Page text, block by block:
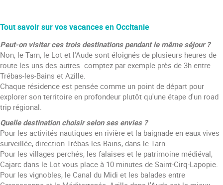
Tout savoir sur vos vacances en Occitanie
Peut-on visiter ces trois destinations pendant le même séjour ?
Non, le Tarn, le Lot et l'Aude sont éloignés de plusieurs heures de
route les uns des autres comptez par exemple près de 3h entre
Trébas-les-Bains et Azille.
Chaque résidence est pensée comme un point de départ pour
explorer son territoire en profondeur plutôt qu'une étape d'un road
trip régional.
Quelle destination choisir selon ses envies ?
Pour les activités nautiques en rivière et la baignade en eaux vives
surveillée, direction Trébas-les-Bains, dans le Tarn.
Pour les villages perchés, les falaises et le patrimoine médiéval,
Cajarc dans le Lot vous place à 10 minutes de Saint-Cirq-Lapopie.
Pour les vignobles, le Canal du Midi et les balades entre